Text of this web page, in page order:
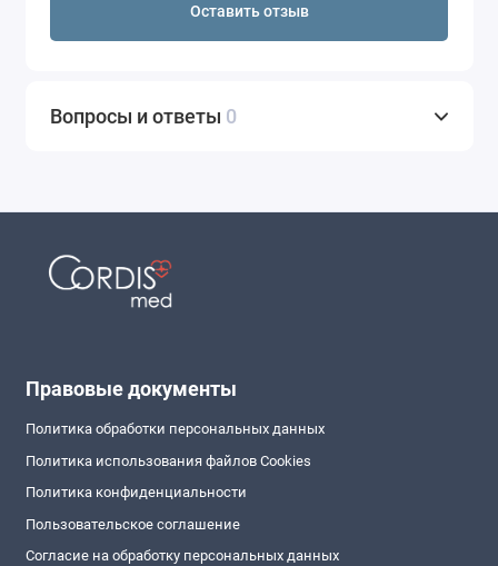
Оставить отзыв
Вопросы и ответы 0
Правовые документы
Политика обработки персональных данных
Политика использования файлов Cookies
Политика конфиденциальности
Пользовательское соглашение
Согласие на обработку персональных данных